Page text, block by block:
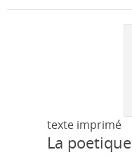
texte imprimé
La